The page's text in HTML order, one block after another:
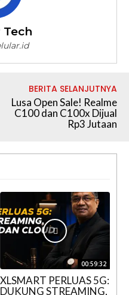
BERITA SELANJUTNYA
Lusa Open Sale! Realme
C100 dan C100x Dijual
Rp3 Jutaan
00:59:32
XLSMART PERLUAS 5G:
DUKUNG STREAMING,